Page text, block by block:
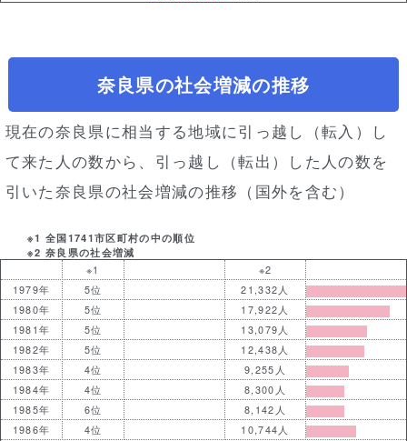
奈良県の社会増減の推移
現在の奈良県に相当する地域に引っ越し（転入）し
て来た人の数から、引っ越し（転出）した人の数を
引いた奈良県の社会増減の推移（国外を含む）
※1 全国1741市区町村の中の順位
※2 奈良県の社会増減
※1
※2
1979年
5位
21,332人
1980年
5位
17,922人
1981年
5位
13,079人
1982年
5位
12,438人
1983年
4位
9,255人
1984年
4位
8,300人
1985年
6位
8,142人
1986年
4位
10,744人